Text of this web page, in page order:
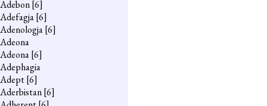
Adebon[6]
Adefagja[6]
Adenologja[6]
Adeona
Adeona[6]
Adephagia
Adept[6]
Aderbistan[6]